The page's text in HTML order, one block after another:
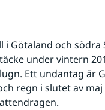
i Götaland och södra
under vintern
Ett undantag är
regn i slutet av